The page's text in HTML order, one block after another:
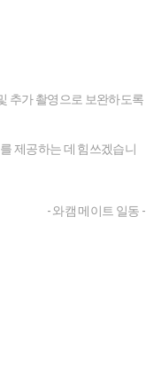
추가 촬영으로 보완하도록
제공하는 데 힘쓰겠습니
- 와캠 메이트 일동 -